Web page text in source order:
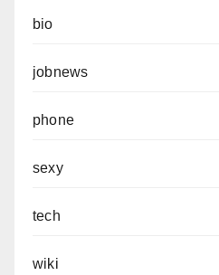
bio
jobnews
phone
sexy
tech
wiki